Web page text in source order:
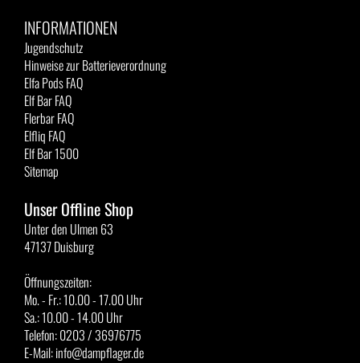
INFORMATIONEN
Jugendschutz
Hinweise zur Batterieverordnung
Elfa Pods FAQ
Elf Bar FAQ
Flerbar FAQ
Elfliq FAQ
Elf Bar 1500
Sitemap
Unser Offline Shop
Unter den Ulmen 63
47137 Duisburg
Öffnungszeiten:
Mo. - Fr.: 10.00 - 17.00 Uhr
Sa.: 10.00 - 14.00 Uhr
Telefon: 0203 / 36976775
E-Mail: info@dampflager.de